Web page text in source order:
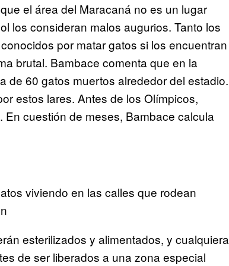
el área del Maracaná no es un lugar
los consideran malos augurios. Tanto los
por matar gatos si los encuentran
brutal. Bambace comenta que en la
de 60 gatos muertos alrededor del estadio.
estos lares. Antes de los Olímpicos,
cuestión de meses, Bambace calcula
viviendo en las calles que rodean
esterilizados y alimentados, y cualquiera
de ser liberados a una zona especial